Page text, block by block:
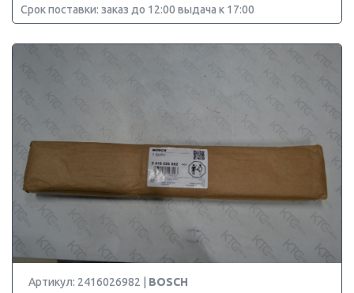
Срок поставки: заказ до 12:00 выдача к 17:00
Артикул: 2416026982 | BOSCH